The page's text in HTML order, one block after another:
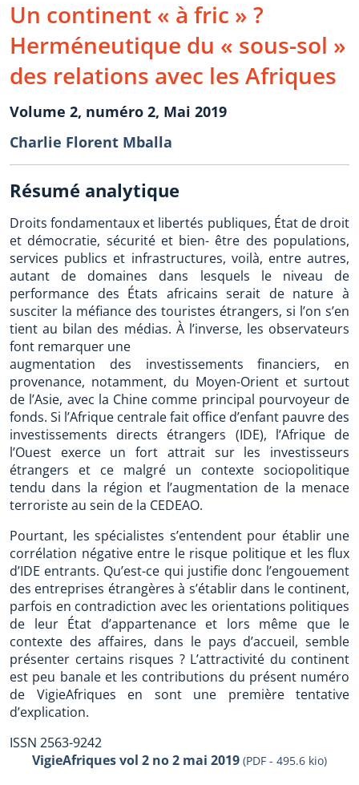
Un continent « à fric » ?
Herméneutique du « sous-sol »
des relations avec les Afriques
Volume 2, numéro 2, Mai 2019
Charlie Florent Mballa
Résumé analytique
Droits fondamentaux et libertés publiques, État de droit
et démocratie, sécurité et bien- être des populations,
services publics et infrastructures, voilà, entre autres,
autant de domaines dans lesquels le niveau de
performance des États africains serait de nature à
susciter la méfiance des touristes étrangers, si l’on s’en
tient au bilan des médias. À l’inverse, les observateurs
font remarquer une
augmentation des investissements financiers, en
provenance, notamment, du Moyen-Orient et surtout
de l’Asie, avec la Chine comme principal pourvoyeur de
fonds. Si l’Afrique centrale fait office d’enfant pauvre des
investissements directs étrangers (IDE), l’Afrique de
l’Ouest exerce un fort attrait sur les investisseurs
étrangers et ce malgré un contexte sociopolitique
tendu dans la région et l’augmentation de la menace
terroriste au sein de la CEDEAO.
Pourtant, les spécialistes s’entendent pour établir une
corrélation négative entre le risque politique et les flux
d’IDE entrants. Qu’est-ce qui justifie donc l’engouement
des entreprises étrangères à s’établir dans le continent,
parfois en contradiction avec les orientations politiques
de leur État d’appartenance et lors même que le
contexte des affaires, dans le pays d’accueil, semble
présenter certains risques ? L’attractivité du continent
est peu banale et les contributions du présent numéro
de VigieAfriques en sont une première tentative
d’explication.
ISSN 2563-9242
VigieAfriques vol 2 no 2 mai 2019 (PDF - 495.6 kio)